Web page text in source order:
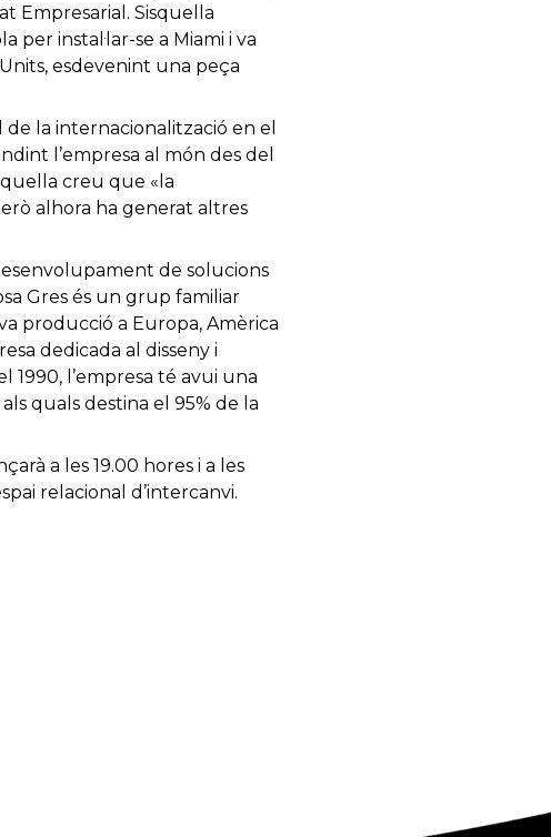
Empresarial. Sisquella
per instal·lar-se a Miami i va
esdevenint una peça
de la internacionalització en el
l’empresa al món des del
creu que «la
alhora ha generat altres
de solucions
Gres és un grup familiar
producció a Europa, Amèrica
dedicada al disseny i
1990, l’empresa té avui una
quals destina el 95% de la
a les 19.00 hores i a les
relacional d’intercanvi.